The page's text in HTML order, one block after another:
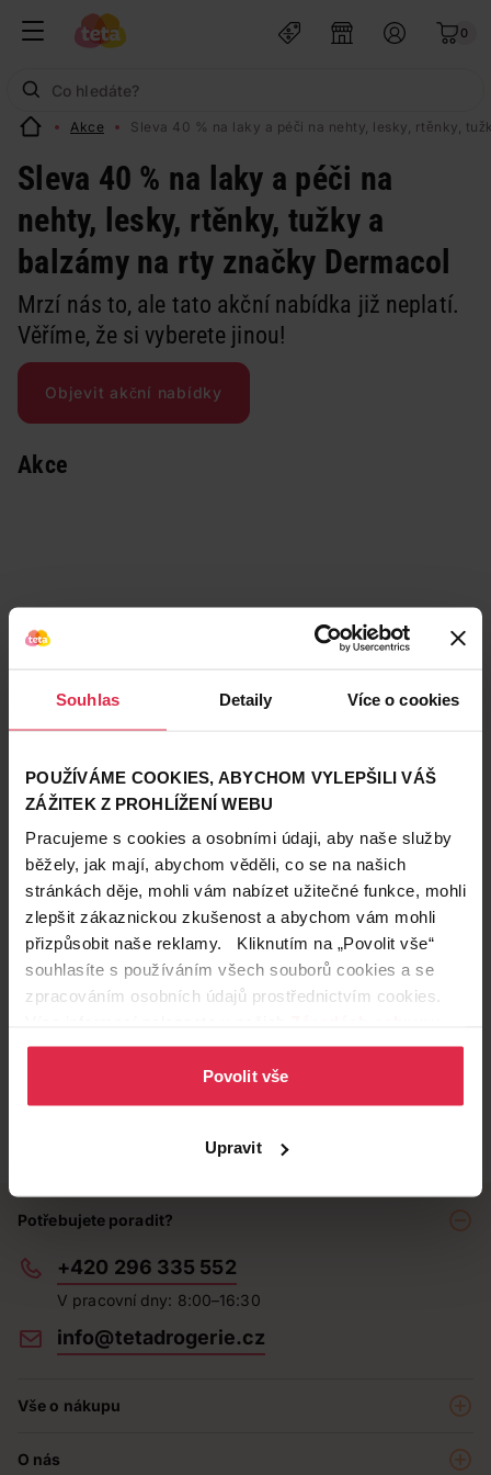
Souhlas Detaily Více o cookies
POUŽÍVÁME COOKIES, ABYCHOM VYLEPŠILI VÁŠ
ZÁŽITEK Z PROHLÍŽENÍ WEBU
Pracujeme s cookies a osobními údaji, aby naše služby
běžely, jak mají, abychom věděli, co se na našich
stránkách děje, mohli vám nabízet užitečné funkce, mohli
zlepšit zákaznickou zkušenost a abychom vám mohli
přizpůsobit naše reklamy. Kliknutím na „Povolit vše“
souhlasíte s používáním všech souborů cookies a se
zpracováním osobních údajů prostřednictvím cookies.
osobních údajů.
Povolit vše
Upravit
0
Akce Sleva 40 % na laky a péči na nehty, lesky, rtěnky,
Sleva 40 % na laky a péči na
nehty, lesky, rtěnky, tužky a
balzámy na rty značky Dermacol
Mrzí nás to, ale tato akční nabídka již neplatí.
Věříme, že si vyberete jinou!
Objevit akční nabídky
Akce
Teta prodejny a služby
Potřebujete poradit?
+420 296 335 552
V pracovní dny: 8:00–16:30
info@tetadrogerie.cz
Vše o nákupu
O nás